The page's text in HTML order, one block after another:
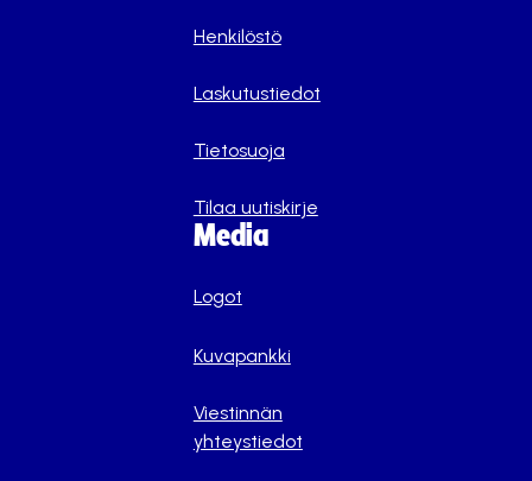
Henkilöstö
Laskutustiedot
Tietosuoja
Tilaa uutiskirje
Media
Logot
Kuvapankki
Viestinnän
yhteystiedot